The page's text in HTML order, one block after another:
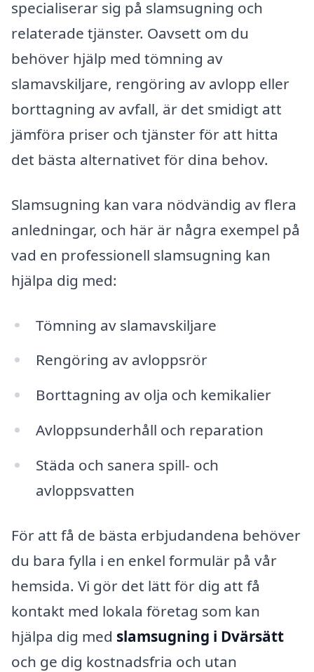
specialiserar sig på slamsugning och
relaterade tjänster. Oavsett om du
behöver hjälp med tömning av
slamavskiljare, rengöring av avlopp eller
borttagning av avfall, är det smidigt att
jämföra priser och tjänster för att hitta
det bästa alternativet för dina behov.
Slamsugning kan vara nödvändig av flera
anledningar, och här är några exempel på
vad en professionell slamsugning kan
hjälpa dig med:
Tömning av slamavskiljare
Rengöring av avloppsrör
Borttagning av olja och kemikalier
Avloppsunderhåll och reparation
Städa och sanera spill- och
avloppsvatten
För att få de bästa erbjudandena behöver
du bara fylla i en enkel formulär på vår
hemsida. Vi gör det lätt för dig att få
kontakt med lokala företag som kan
hjälpa dig med slamsugning i Dvärsätt
och ge dig kostnadsfria och utan